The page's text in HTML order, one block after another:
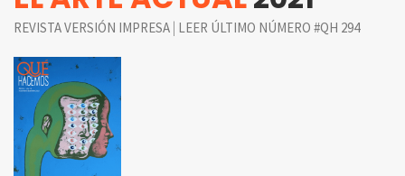
REVISTA VERSIÓN IMPRESA | LEER ÚLTIMO NÚMERO #QH 294